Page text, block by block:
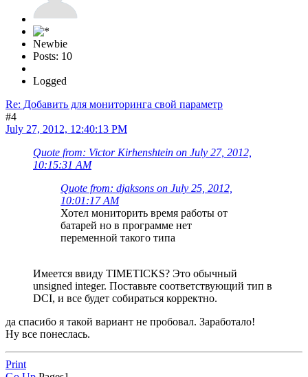
Newbie
Posts: 10
Logged
Re: Добавить для мониторинга свой параметр
#4
July 27, 2012, 12:40:13 PM
Quote from: Victor Kirhenshtein on July 27, 2012,
10:15:31 AM
Quote from: djaksons on July 25, 2012,
10:01:17 AM
Хотел мониторить время работы от
батарей но в программе нет
переменной такого типа
Имеется ввиду TIMETICKS? Это обычный
unsigned integer. Поставьте соответствующий тип в
DCI, и все будет собираться корректно.
да спасибо я такой вариант не пробовал. Заработало!
Ну все понеслась.
Print